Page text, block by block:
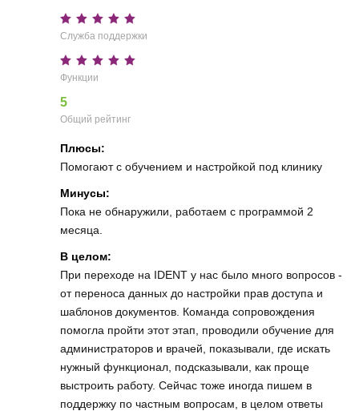
Служба поддержки
Функции
5
Общий рейтинг
Плюсы:
Помогают с обучением и настройкой под клинику
Минусы:
Пока не обнаружили, работаем с программой 2
месяца.
В целом:
При переходе на IDENT у нас было много вопросов -
от переноса данных до настройки прав доступа и
шаблонов документов. Команда сопровождения
помогла пройти этот этап, проводили обучение для
администраторов и врачей, показывали, где искать
нужный функционал, подсказывали, как проще
выстроить работу. Сейчас тоже иногда пишем в
поддержку по частным вопросам, в целом ответы